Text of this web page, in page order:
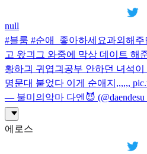
null
#블룸 #순애_좋아하세요과외해
고 왔긔그 와중에 막상 데이트 해
황하긔 귀엽긔공부 안하던 녀석
명문대 붙었다 이게 순애지,,,,,,
— 불미의악마 다엔😈
에로스